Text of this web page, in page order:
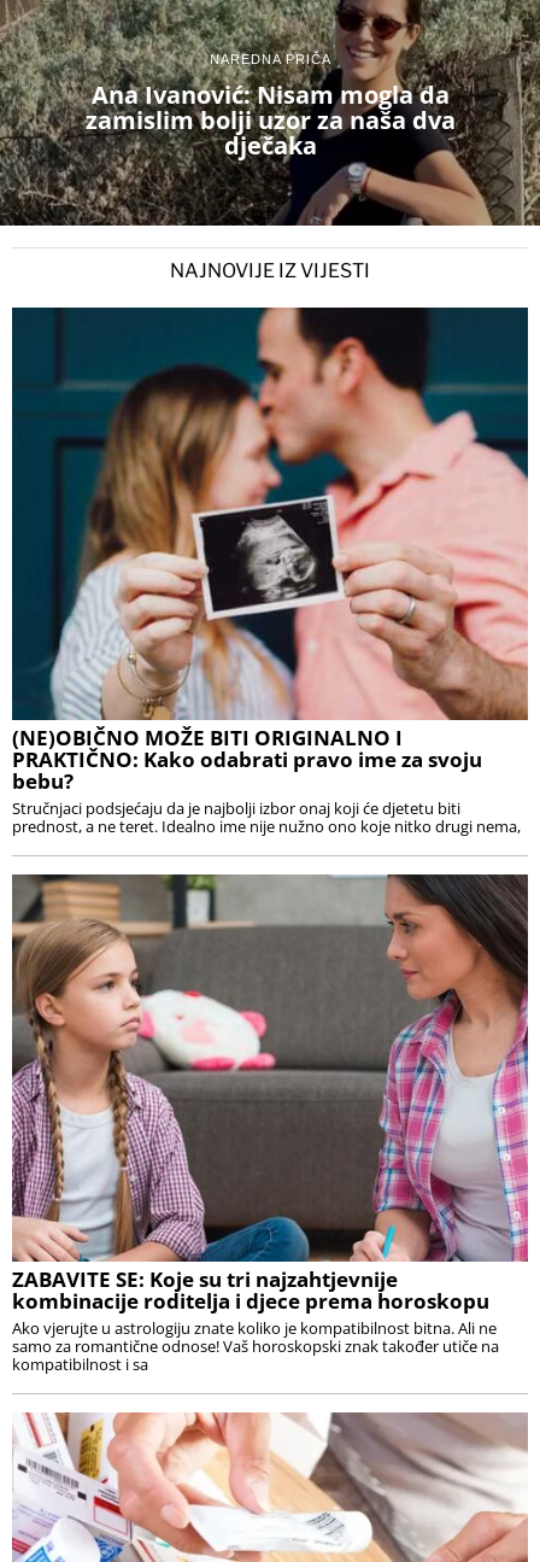
NAREDNA PRIČA
Ana Ivanović: Nisam mogla da
zamislim bolji uzor za naša dva
dječaka
NAJNOVIJE IZ VIJESTI
(NE)OBIČNO MOŽE BITI ORIGINALNO I
PRAKTIČNO: Kako odabrati pravo ime za svoju
bebu?
Stručnjaci podsjećaju da je najbolji izbor onaj koji će djetetu biti
prednost, a ne teret. Idealno ime nije nužno ono koje nitko drugi nema,
ZABAVITE SE: Koje su tri najzahtjevnije
kombinacije roditelja i djece prema horoskopu
Ako vjerujte u astrologiju znate koliko je kompatibilnost bitna. Ali ne
samo za romantične odnose! Vaš horoskopski znak također utiče na
kompatibilnost i sa